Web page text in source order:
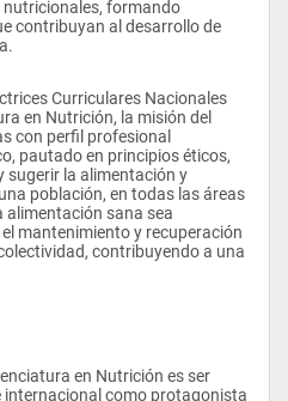
formando
contribuyan al desarrollo de
Curriculares Nacionales
en Nutrición, la misión del
con perfil profesional
pautado en principios éticos,
sugerir la alimentación y
población, en todas las áreas
alimentación sana sea
mantenimiento y recuperación
contribuyendo a una
en Nutrición es ser
internacional como protagonista